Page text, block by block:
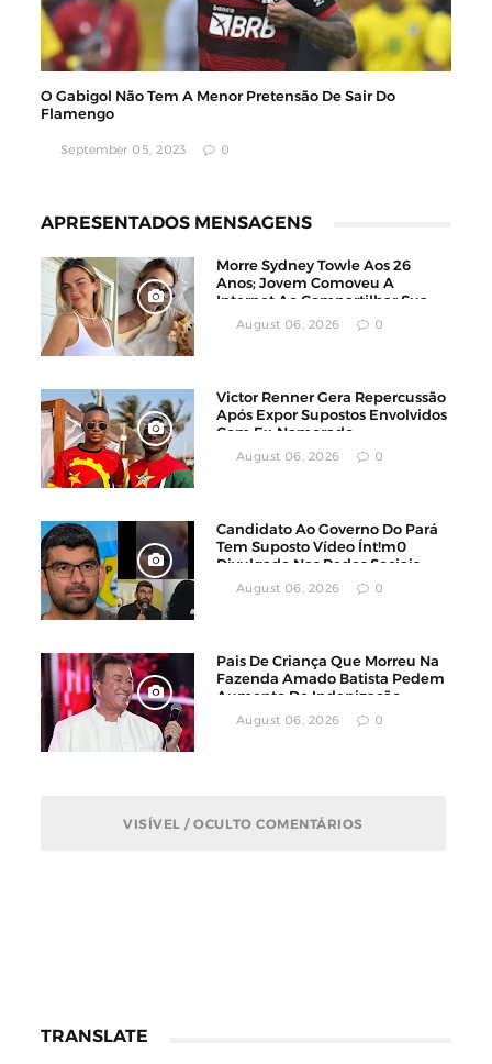
O Gabigol Não Tem A Menor Pretensão De Sair Do
Flamengo
September 05, 2023 0
APRESENTADOS MENSAGENS
Morre Sydney Towle Aos 26
Anos; Jovem Comoveu A
Internet Ao Compartilhar Sua
Luta Contra O Câncer
August 06, 2026 0
Victor Renner Gera Repercussão
Após Expor Supostos Envolvidos
Com Ex-Namorado
August 06, 2026 0
Candidato Ao Governo Do Pará
Tem Suposto Vídeo Ínt!m0
Divulgado Nas Redes Sociais
August 06, 2026 0
Pais De Criança Que Morreu Na
Fazenda Amado Batista Pedem
Aumento De Indenização
August 06, 2026 0
VISÍVEL / OCULTO COMENTÁRIOS
TRANSLATE